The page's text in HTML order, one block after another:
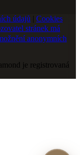
údajů | Cookies
stránek má
anonymních
je registrovaná